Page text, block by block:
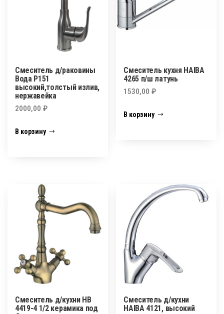
Смеситель д/раковины
Вода Р151
высокий,толстый излив,
нержавейка
2000,00 ₽
В корзину
Смеситель кухня HAIBA
4265 п/ш латунь
1530,00₽
В корзину
Смеситель д/кухни HB
4419-4 1/2 керамика под
Смеситель д/кухни
HAIBA 4121, высокий